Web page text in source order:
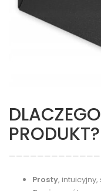
PRODUKT?
Prosty, intuicyjny,